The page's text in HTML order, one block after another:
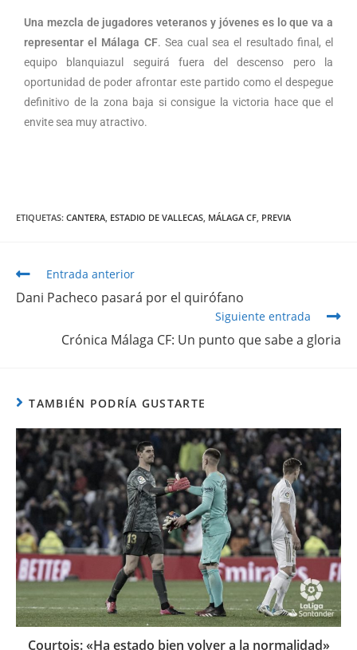
Una mezcla de jugadores veteranos y jóvenes es lo que va a
representar el Málaga CF. Sea cual sea el resultado final, el
equipo blanquiazul seguirá fuera del descenso pero la
oportunidad de poder afrontar este partido como el despegue
definitivo de la zona baja si consigue la victoria hace que el
envite sea muy atractivo.
ETIQUETAS: CANTERA, ESTADIO DE VALLECAS, MÁLAGA CF, PREVIA
Entrada anterior
Dani Pacheco pasará por el quirófano
Siguiente entrada
Crónica Málaga CF: Un punto que sabe a gloria
TAMBIÉN PODRÍA GUSTARTE
Courtois: «Ha estado bien volver a la normalidad»